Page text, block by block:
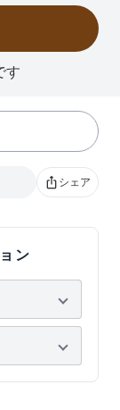
す
ios_shareシェア
ン